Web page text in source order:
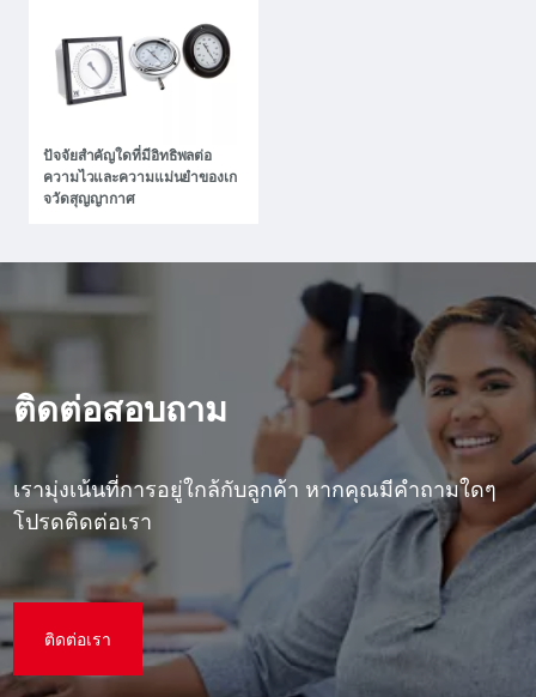
ปัจจัยสําคัญใดที่มีอิทธิพลต่อ
ความไวและความแม่นยําของเก
จวัดสุญญากาศ
ติดต่อสอบถาม
เรามุ่งเน้นที่การอยู่ใกล้กับลูกค้า หากคุณมีคําถามใดๆ
โปรดติดต่อเรา
ติดต่อเรา